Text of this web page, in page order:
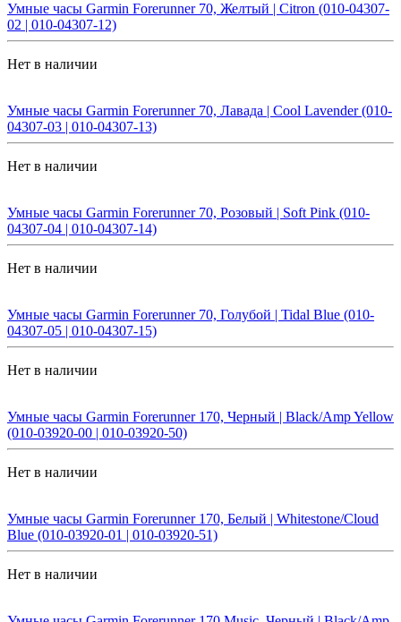
Умные часы Garmin Forerunner 70, Желтый | Citron (010-04307-
02 | 010-04307-12)
Нет в наличии
Умные часы Garmin Forerunner 70, Лавада | Cool Lavender (010-
04307-03 | 010-04307-13)
Нет в наличии
Умные часы Garmin Forerunner 70, Розовый | Soft Pink (010-
04307-04 | 010-04307-14)
Нет в наличии
Умные часы Garmin Forerunner 70, Голубой | Tidal Blue (010-
04307-05 | 010-04307-15)
Нет в наличии
Умные часы Garmin Forerunner 170, Черный | Black/Amp Yellow
(010-03920-00 | 010-03920-50)
Нет в наличии
Умные часы Garmin Forerunner 170, Белый | Whitestone/Cloud
Blue (010-03920-01 | 010-03920-51)
Нет в наличии